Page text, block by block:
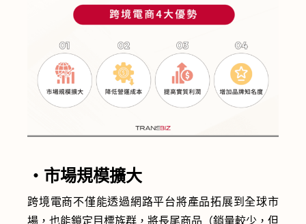
・市場規模擴大
跨境電商不僅能透過網路平台將產品拓展到全球市
場，也能鎖定目標族群，將長尾商品（銷量較少，但